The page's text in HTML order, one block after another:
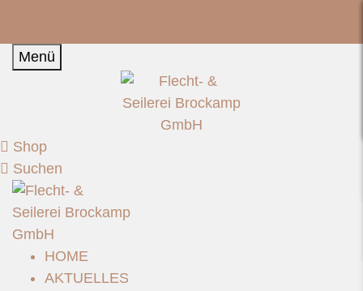
Menü
Shop
Suchen
HOME
AKTUELLES